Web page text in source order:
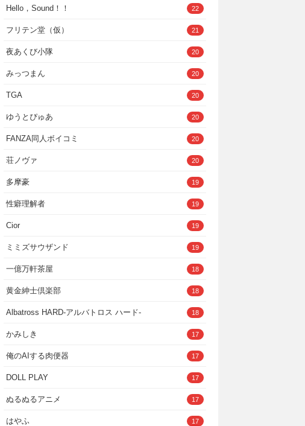
Hello，Sound！！ 22
フリテン堂（仮） 21
夜あくび小隊 20
みっつまん 20
TGA 20
ゆうとぴゅあ 20
FANZA同人ボイコミ 20
荘ノヴァ 20
多摩豪 19
性癖理解者 19
Cior 19
ミミズサウザンド 19
一億万軒茶屋 18
黄金紳士倶楽部 18
Albatross HARD‐アルバトロス ハード‐ 18
かみしき 17
俺のAIする肉便器 17
DOLL PLAY 17
ぬるぬるアニメ 17
はやふ 17